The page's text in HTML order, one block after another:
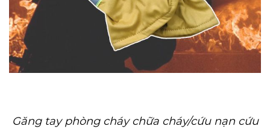
Găng tay phòng cháy chữa cháy/cứu nạn cứu